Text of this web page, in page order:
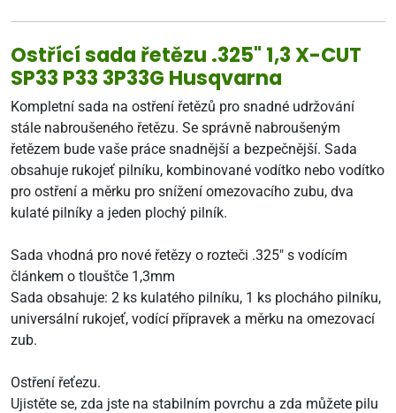
Ostřící sada řetězu .325" 1,3 X-CUT
SP33 P33 3P33G Husqvarna
Kompletní sada na ostření řetězů pro snadné udržování
stále nabroušeného řetězu. Se správně nabroušeným
řetězem bude vaše práce snadnější a bezpečnější. Sada
obsahuje rukojeť pilníku, kombinované vodítko nebo vodítko
pro ostření a měrku pro snížení omezovacího zubu, dva
kulaté pilníky a jeden plochý pilník.
Sada vhodná pro nové řetězy o rozteči .325" s vodícím
článkem o tlouštče 1,3mm
Sada obsahuje: 2 ks kulatého pilníku, 1 ks plocháho pilníku,
universální rukojeť, vodící přípravek a měrku na omezovací
zub.
Ostření řeťezu.
Ujistěte se, zda jste na stabilním povrchu a zda můžete pilu